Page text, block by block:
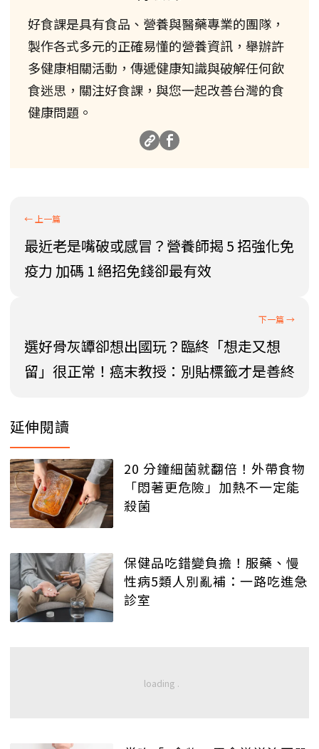
好食課是具有食品、營養與醫藥專業的團隊，
製作各式多元的正確易懂的營養資訊，舉辦許
多健康相關活動，傳遞健康知識與破解任何飲
食迷思，關注好食課，與您一起改善台灣的食
健康問題。
最近老是嘴破或感冒？營養師揭 5 招強化免
疫力 加碼 1 絕招免錢卻最有效
選好骨灰罈卻想出國玩？臨終「想走又想
留」很正常！癌末教授：別貼標籤才是善終
延伸閱讀
20 分鐘細菌就翻倍！外帶食物
「悶著更危險」加熱不一定能
殺菌
保健品吃錯變負擔！服藥、慢
性病5類人別亂補：一路吃進急
診室